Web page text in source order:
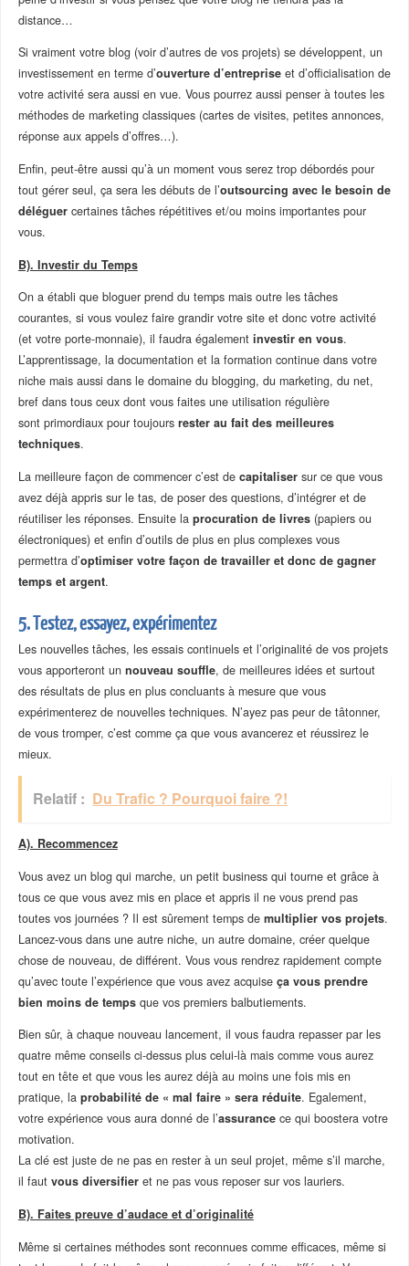
distance…
Si vraiment votre blog (voir d’autres de vos projets) se développent, un
investissement en terme d’ouverture d’entrepriseet d’officialisation de
votre activité sera aussi en vue. Vous pourrez aussi penser à toutes les
méthodes de marketing classiques (cartes de visites, petites annonces,
réponse aux appels d’offres…).
Enfin, peut-être aussi qu’à un moment vous serez trop débordés pour
tout gérer seul, ça sera les débuts de l’outsourcing avec le besoin de
déléguercertaines tâches répétitives et/ou moins importantes pour
vous.
B). Investir du Temps
On a établi que bloguer prend du temps mais outre les tâches
courantes, si vous voulez faire grandir votre site et donc votre activité
(et votre porte-monnaie), il faudra également investir en vous.
L’apprentissage, la documentation et la formation continue dans votre
niche mais aussi dans le domaine du blogging, du marketing, du net,
bref dans tous ceux dont vous faites une utilisation régulière
sont primordiaux pour toujours rester au fait des meilleures
techniques.
La meilleure façon de commencer c’est de capitalisersur ce que vous
avez déjà appris sur le tas, de poser des questions, d’intégrer et de
réutiliser les réponses. Ensuite la procuration de livres(papiers ou
électroniques) et enfin d’outils de plus en plus complexes vous
permettra d’optimiser votre façon de travailler et donc de gagner
temps et argent.
5. Testez, essayez, expérimentez
Les nouvelles tâches, les essais continuels et l’originalité de vos projets
vous apporteront un nouveau souffle, de meilleures idées et surtout
des résultats de plus en plus concluants à mesure que vous
expérimenterez de nouvelles techniques. N’ayez pas peur de tâtonner,
de vous tromper, c’est comme ça que vous avancerez et réussirez le
mieux.
Relatif : Du Trafic ? Pourquoi faire ?!
A). Recommencez
Vous avez un blog qui marche, un petit business qui tourne et grâce à
tous ce que vous avez mis en place et appris il ne vous prend pas
toutes vos journées ? Il est sûrement temps de multiplier vos projets.
Lancez-vous dans une autre niche, un autre domaine, créer quelque
chose de nouveau, de différent. Vous vous rendrez rapidement compte
qu’avec toute l’expérience que vous avez acquise ça vous prendre
bien moins de tempsque vos premiers balbutiements.
Bien sûr, à chaque nouveau lancement, il vous faudra repasser par les
quatre même conseils ci-dessus plus celui-là mais comme vous aurez
tout en tête et que vous les aurez déjà au moins une fois mis en
pratique, la probabilité de « mal faire » sera réduite. Egalement,
votre expérience vous aura donné de l’assurancece qui boostera votre
motivation.
La clé est juste de ne pas en rester à un seul projet, même s’il marche,
il faut vous diversifieret ne pas vous reposer sur vos lauriers.
B). Faites preuve d’audace et d’originalité
Même si certaines méthodes sont reconnues comme efficaces, même si